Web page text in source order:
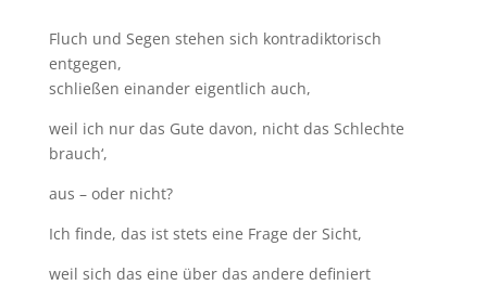
Fluch und Segen stehen sich kontradiktorisch
entgegen,
schließen einander eigentlich auch,
weil ich nur das Gute davon, nicht das Schlechte
brauch‘,
aus – oder nicht?
Ich finde, das ist stets eine Frage der Sicht,
weil sich das eine über das andere definiert